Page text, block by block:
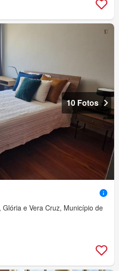
10 Fotos
e Vera Cruz, Município de